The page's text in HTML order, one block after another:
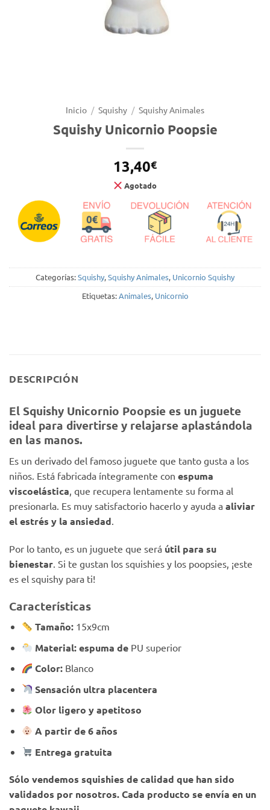
Inicio / Squishy / Squishy Animales
Squishy Unicornio Poopsie
13,40€
Agotado
Categorías:Squishy,Squishy Animales, Unicornio Squishy
Etiquetas:Animales, Unicornio
DESCRIPCIÓN
El Squishy Unicornio Poopsie es un juguete
ideal para divertirse y relajarse aplastándola
en las manos.
Es un derivado del famoso juguete que tanto gusta a los
niños. Está fabricada íntegramente con espuma
viscoelástica , que recupera lentamente su forma al
presionarla. Es muy satisfactorio hacerlo y ayuda a aliviar
el estrés y la ansiedad
Por lo tanto, es un juguete que será útil para su
bienestar . Si te gustan los squishies y los poopsies, ¡este
es el squishy para ti!
Características
Tamaño: 15x9cm
Material: espuma de PU superior
Color: Blanco
Sensación ultra placentera
Olor ligero y apetitoso
A partir de 6 años
Entrega gratuita
Sólo vendemos squishies de calidad que han sido
validados por nosotros. Cada producto se envía en un